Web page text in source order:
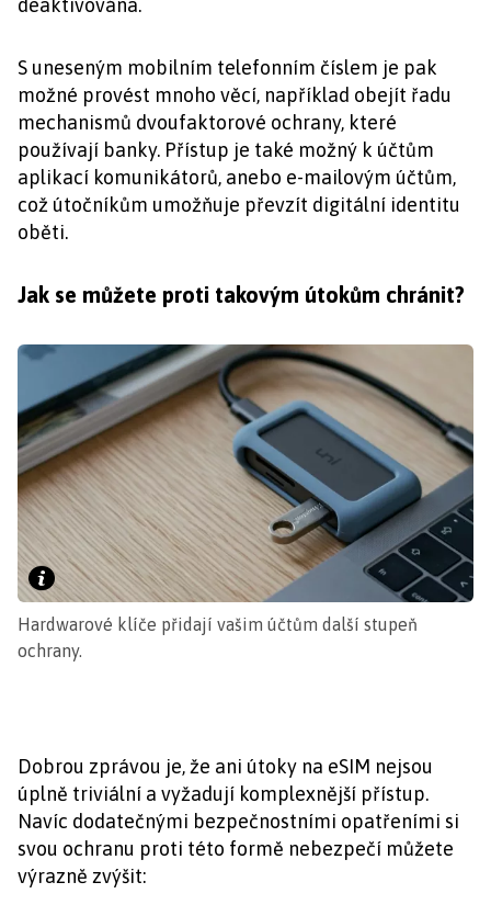
deaktivována.
S uneseným mobilním telefonním číslem je pak
možné provést mnoho věcí, například obejít řadu
mechanismů dvoufaktorové ochrany, které
používají banky. Přístup je také možný k účtům
aplikací komunikátorů, anebo e-mailovým účtům,
což útočníkům umožňuje převzít digitální identitu
oběti.
Jak se můžete proti takovým útokům chránit?
Hardwarové klíče přidají vašim účtům další stupeň
ochrany.
Dobrou zprávou je, že ani útoky na eSIM nejsou
úplně triviální a vyžadují komplexnější přístup.
Navíc dodatečnými bezpečnostními opatřeními si
svou ochranu proti této formě nebezpečí můžete
výrazně zvýšit: